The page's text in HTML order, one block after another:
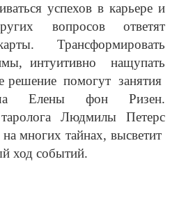
успехов в карьере и
вопросов ответят
Трансформировать
интуитивно нащупать
решение помогут занятия
Елены фон Ризен.
Людмилы Петерс
на многих тайнах, высветит
ход событий.